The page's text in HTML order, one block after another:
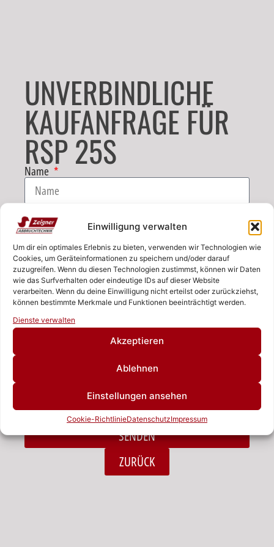
Einwilligung verwalten
Um dir ein optimales Erlebnis zu bieten, verwenden wir Technologien wie
Cookies, um Geräteinformationen zu speichern und/oder darauf
zuzugreifen. Wenn du diesen Technologien zustimmst, können wir Daten
wie das Surfverhalten oder eindeutige IDs auf dieser Website
verarbeiten. Wenn du deine Einwilligung nicht erteilst oder zurückziehst,
können bestimmte Merkmale und Funktionen beeinträchtigt werden.
Dienste verwalten
Akzeptieren
Ablehnen
Einstellungen ansehen
Cookie-RichtlinieDatenschutzImpressum
UNVERBINDLICHE
KAUFANFRAGE FÜR
RSP 25S
Name
E-Mail
Telefon
Nachricht
Ich habe die Datenschutzerklärung zur Kenntnis
genommen.*
SENDEN
ZURÜCK
Rufen Sie uns an!